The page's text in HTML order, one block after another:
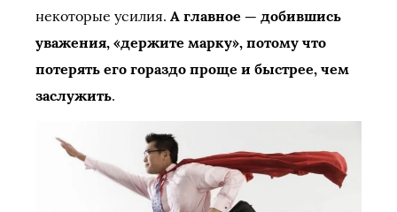
некоторые усилия. А главное — добившись
уважения, «держите марку», потому что
потерять его гораздо проще и быстрее, чем
заслужить.